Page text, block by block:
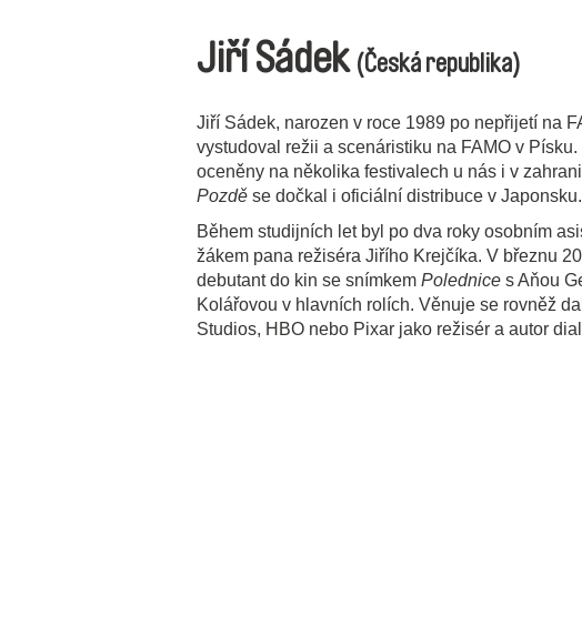
Jiří Sádek (Česká republika)
Jiří Sádek, narozen v roce 1989 po nepřijetí na
vystudoval režii a scenáristiku na FAMO v
oceněny na několika festivalech u nás i v
Pozdě se dočkal i oficiální distribuce v Japonsku.
Během studijních let byl po dva roky osobním
žákem pana režiséra Jiřího Krejčíka. V březnu
debutant do kin se snímkem Polednice s Aňou
Kolářovou v hlavních rolích. Věnuje se rovněž
Studios, HBO nebo Pixar jako režisér a autor